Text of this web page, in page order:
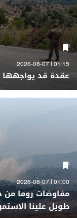
01:15 | 2026-08-07
عقدة قد
01:00 | 2026-08-07
مفاوضات روما من
طويل علينا